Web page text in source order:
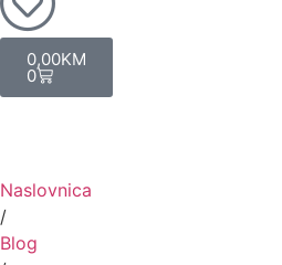
0,00KM
0
Naslovnica
/
Blog